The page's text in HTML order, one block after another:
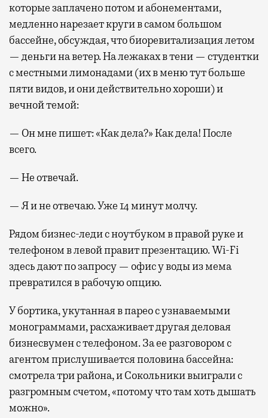
которые заплачено потом и абонементами,
медленно нарезает круги в самом большом
бассейне, обсуждая, что биоревитализация летом
— деньги на ветер. На лежаках в тени — студентки
с местными лимонадами (их в меню тут больше
пяти видов, и они действительно хороши) и
вечной темой:
— Он мне пишет: «Как дела?» Как дела! После
всего.
— Не отвечай.
— Я и не отвечаю. Уже 14 минут молчу.
Рядом бизнес-леди с ноутбуком в правой руке и
телефоном в левой правит презентацию. Wi-Fi
здесь дают по запросу — офис у воды из мема
превратился в рабочую опцию.
У бортика, укутанная в парео с узнаваемыми
монограммами, расхаживает другая деловая
бизнесвумен с телефоном. За ее разговором с
агентом прислушивается половина бассейна:
смотрела три района, и Сокольники выиграли с
разгромным счетом, «потому что там хоть дышать
можно».